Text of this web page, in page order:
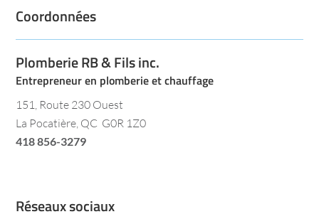
Coordonnées
Plomberie RB & Fils inc.
Entrepreneur en plomberie et chauffage
151, Route 230 Ouest
La Pocatière, QC G0R 1Z0
418 856-3279
Réseaux sociaux